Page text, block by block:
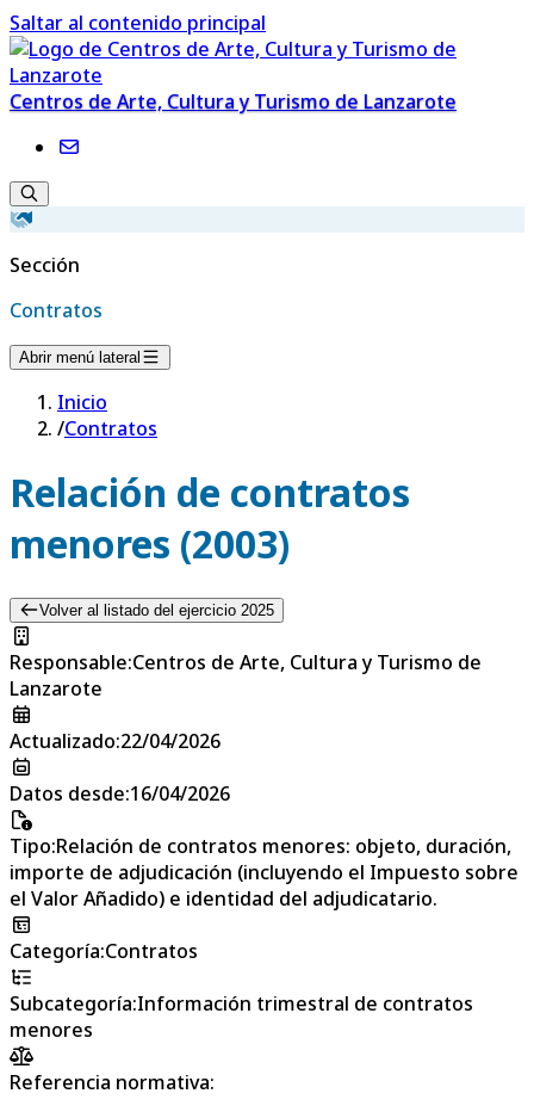
Saltar al contenido principal
Centros de Arte, Cultura y Turismo de Lanzarote
Sección
Contratos
Abrir menú lateral
Inicio
/Contratos
Relación de contratos
menores (2003)
Volver al listado del ejercicio 2025
Responsable:Centros de Arte, Cultura y Turismo de
Lanzarote
Actualizado:22/04/2026
Datos desde:16/04/2026
Tipo:Relación de contratos menores: objeto, duración,
importe de adjudicación (incluyendo el Impuesto sobre
el Valor Añadido) e identidad del adjudicatario.
Categoría:Contratos
Subcategoría:Información trimestral de contratos
menores
Referencia normativa: